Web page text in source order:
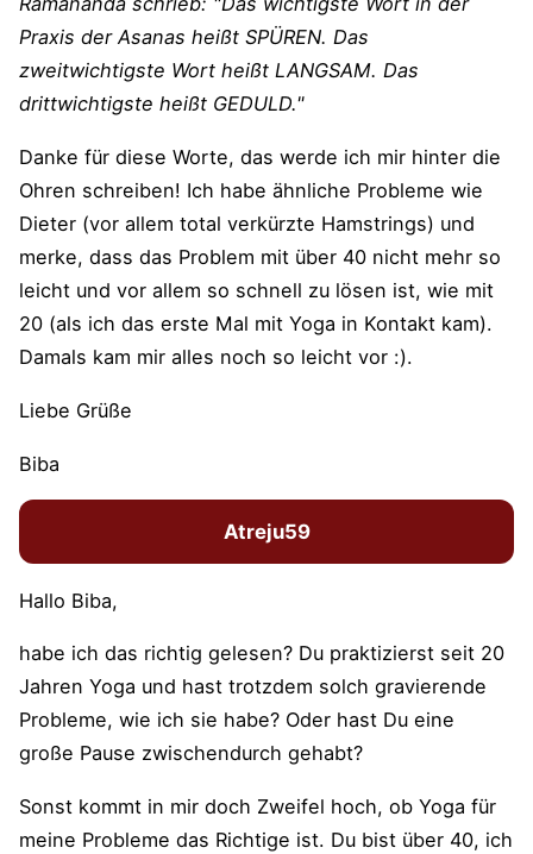
Praxis der Asanas heißt SPÜREN. Das
zweitwichtigste Wort heißt LANGSAM. Das
drittwichtigste heißt GEDULD."
Danke für diese Worte, das werde ich mir hinter die
Ohren schreiben! Ich habe ähnliche Probleme wie
Dieter (vor allem total verkürzte Hamstrings) und
merke, dass das Problem mit über 40 nicht mehr so
leicht und vor allem so schnell zu lösen ist, wie mit
20 (als ich das erste Mal mit Yoga in Kontakt kam).
Damals kam mir alles noch so leicht vor :).
Liebe Grüße
Biba
Atreju59
Hallo Biba,
habe ich das richtig gelesen? Du praktizierst seit 20
Jahren Yoga und hast trotzdem solch gravierende
Probleme, wie ich sie habe? Oder hast Du eine
große Pause zwischendurch gehabt?
Sonst kommt in mir doch Zweifel hoch, ob Yoga für
meine Probleme das Richtige ist. Du bist über 40, ich